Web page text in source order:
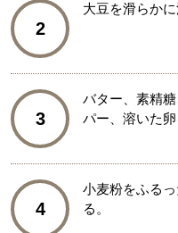
2
大豆を滑らか
3
バター、素精
パー、溶いた卵
4
小麦粉をふる
る。